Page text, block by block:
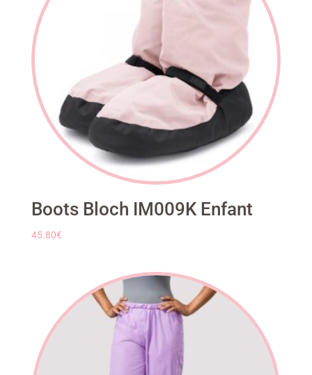
Boots Bloch IM009K Enfant
45.80€